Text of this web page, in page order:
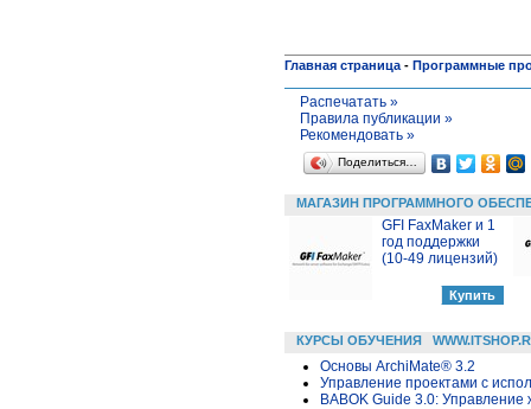
Главная страница - Программные
Распечатать »
Правила публикации »
Рекомендовать »
Поделиться…
МАГАЗИН ПРОГРАММНОГО
GFI FaxMaker и 1
год поддержки
(10-49 лицензий)
КУРСЫ ОБУЧЕНИЯ
Основы ArchiMate® 3.2
Управление проектами с
BABOK Guide 3.0: